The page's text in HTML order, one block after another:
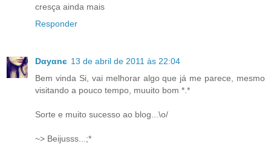
cresça ainda mais
Responder
Dαyαnє 13 de abril de 2011 às 22:04
Bem vinda Si, vai melhorar algo que já me parece, mesmo
visitando a pouco tempo, muuito bom *.*
Sorte e muito sucesso ao blog...\o/
~> Beijusss...;*